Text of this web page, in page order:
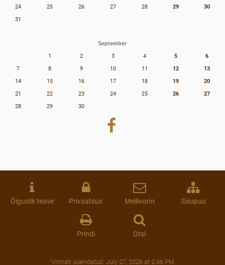
24
25 26 27 28 29
30
31
September
1 2 3 4 5
6
7
8 9 10 11 12
13
14
15 16 17 18 19
20
21
22 23 24 25 26
27
28
29 30
Õiguslik teave Privaatsus Meilivorm Sisupuu
Prindi Otsi
Viimati uuendatud: July 27, 2026 at 2:46 PM